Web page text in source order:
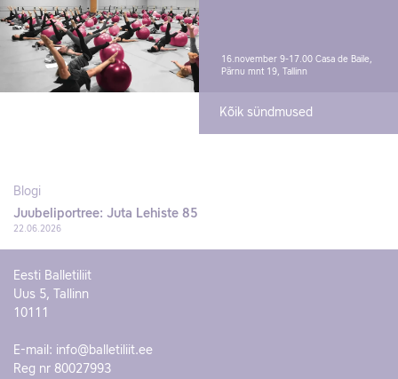
16.november 9-17.00 Casa de Baile,
Pärnu mnt 19, Tallinn
Kõik sündmused
Blogi
Juubeliportree: Juta Lehiste 85
22.06.2026
Eesti Balletiliit
Uus 5, Tallinn
10111
E-mail: info@balletiliit.ee
Reg nr 80027993